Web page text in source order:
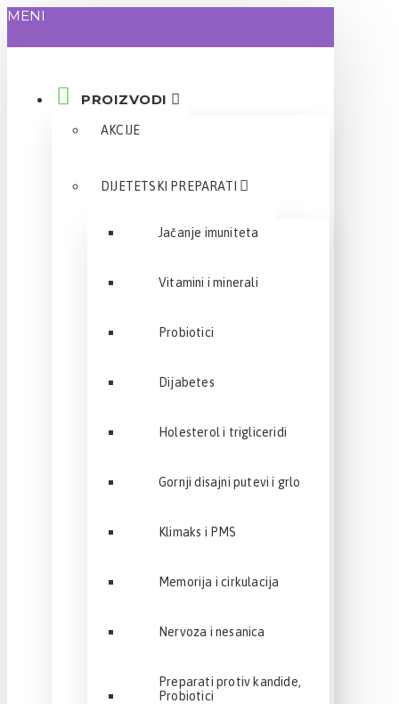
MENI
PROIZVODI
AKCIJE
DIJETETSKI PREPARATI
Jačanje imuniteta
Vitamini i minerali
Probiotici
Dijabetes
Holesterol i trigliceridi
Gornji disajni putevi i grlo
Klimaks i PMS
Memorija i cirkulacija
Nervoza i nesanica
Preparati protiv kandide,
Probiotici